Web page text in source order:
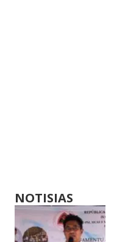
NOTISIAS